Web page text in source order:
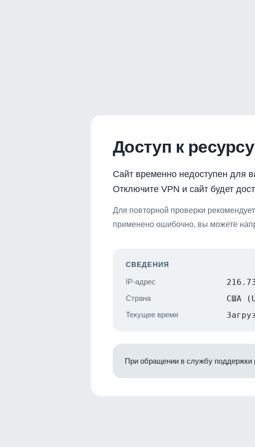
Доступ к
Сайт временно недоступен для
Отключите VPN и сайт будет
Для повторной проверки
применено ошибочно, вы можете
СВЕДЕНИЯ
IP-адрес
Страна США
Текущее время
При обращении в службу поддержки